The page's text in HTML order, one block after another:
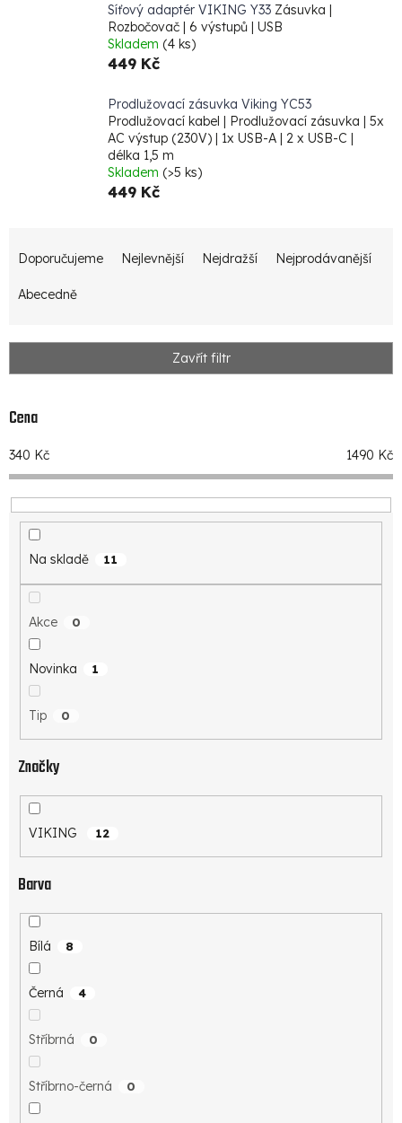
Síťový adaptér VIKING Y33 Zásuvka |
Rozbočovač | 6 výstupů | USB
Skladem (4 ks)
449 Kč
Prodlužovací zásuvka Viking YC53
Prodlužovací kabel | Prodlužovací zásuvka | 5x
AC výstup (230V) | 1x USB-A | 2 x USB-C |
délka 1,5 m
Skladem (>5 ks)
449 Kč
p
r
o
d
Doporučujeme Nejlevnější Nejdražší Nejprodávanější
Abecedně
Zavřít filtr
Cena
340 Kč 1490 Kč
Na skladě 11
Akce 0
Novinka 1
Tip 0
Značky
VIKING 12
Barva
Bílá 8
Černá 4
Stříbrná 0
Stříbrno-černá 0